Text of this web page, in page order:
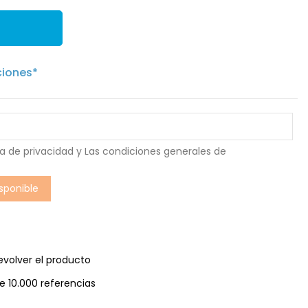
de privacidad y Las condiciones generales de
el producto
10.000 referencias